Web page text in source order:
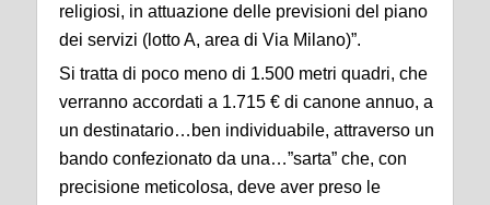
religiosi, in attuazione delle previsioni del piano
dei servizi (lotto A, area di Via Milano)”.
Si tratta di poco meno di 1.500 metri quadri, che
verranno accordati a 1.715 € di canone annuo, a
un destinatario…ben individuabile, attraverso un
bando confezionato da una…”sarta” che, con
precisione meticolosa, deve aver preso le